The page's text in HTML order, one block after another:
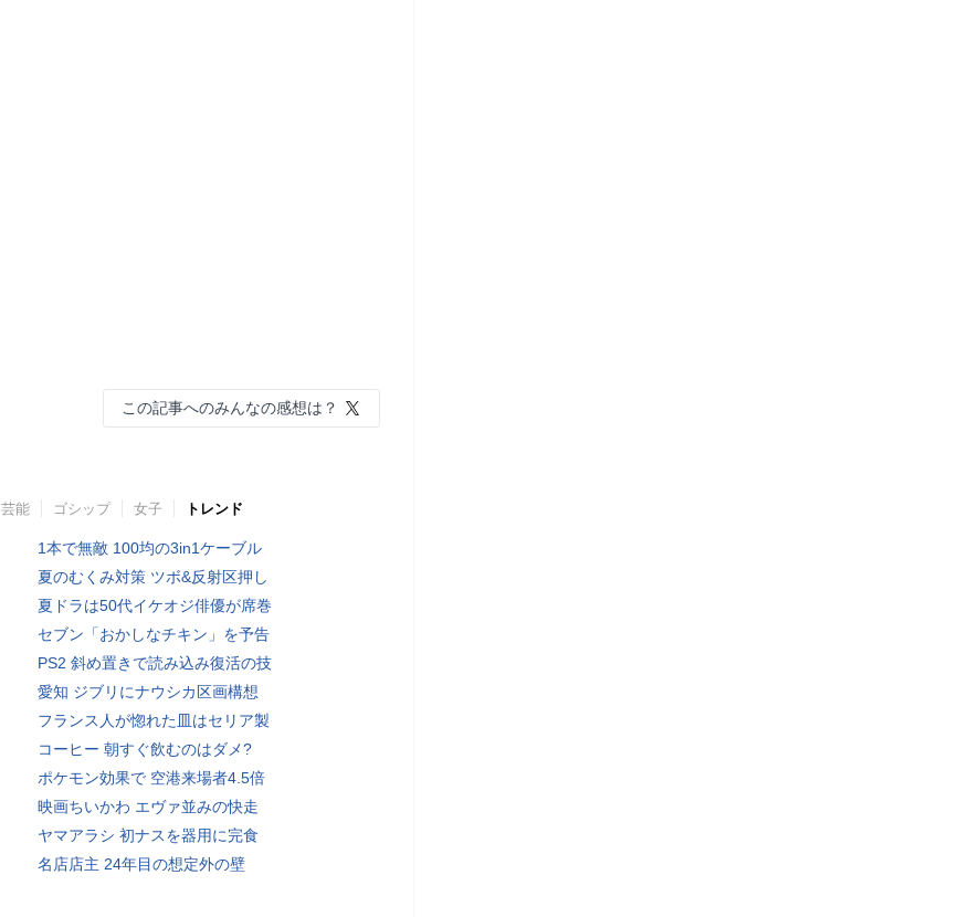
この記事へのみんなの感想は？
芸能 ゴシップ 女子 トレンド
1本で無敵 100均の3in1ケーブル
夏のむくみ対策 ツボ&反射区押し
夏ドラは50代イケオジ俳優が席巻
セブン「おかしなチキン」を予告
PS2 斜め置きで読み込み復活の技
愛知 ジブリにナウシカ区画構想
フランス人が惚れた皿はセリア製
コーヒー 朝すぐ飲むのはダメ?
ポケモン効果で 空港来場者4.5倍
映画ちいかわ エヴァ並みの快走
ヤマアラシ 初ナスを器用に完食
名店店主 24年目の想定外の壁